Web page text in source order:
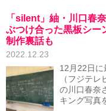
「silent」紬・川口春
ぶつけ合った黒板シ
制作裏話も
2022.12.23
12月22日に
（フジテ
の川口春奈
キング写真